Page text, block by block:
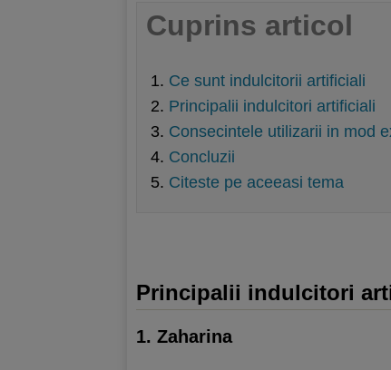
Cuprins articol
Ce sunt indulcitorii artificiali
Principalii indulcitori artificiali
Consecintele utilizarii in mod
Concluzii
Citeste pe aceeasi tema
Principalii indulcitori
1. Zaharina